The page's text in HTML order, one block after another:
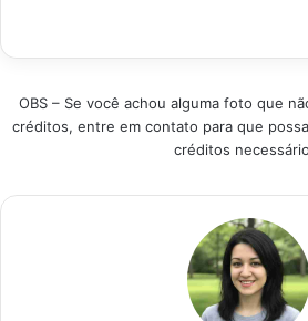
virou necessidade. A
modelos mais
vendidos e bem
avaliados para você
garantir sua
OBS – Se você achou alguma foto que
créditos, entre em contato para que
créditos